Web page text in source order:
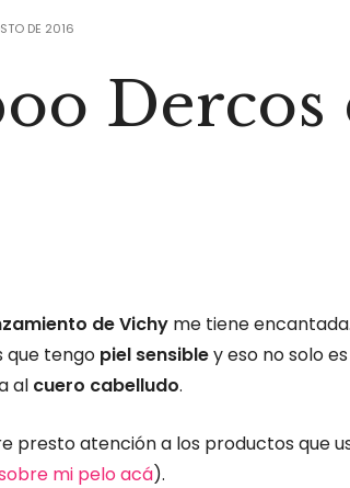
DE 2016
Dercos
de Vichy me tiene
que tengo piel sensibley eso no solo
al cuero cabelludo.
presto atención a los productos que
mi pelo acá).